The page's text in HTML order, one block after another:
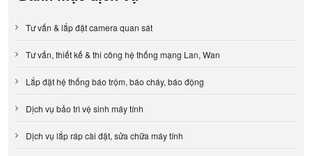
Tư vấn & lắp đặt camera quan sát
Tư vấn, thiết kế & thi công hệ thống mạng Lan, Wan
Lắp đặt hệ thống báo trộm, báo cháy, báo động
Dịch vụ bảo trì vệ sinh máy tính
Dịch vụ lắp ráp cài đặt, sửa chữa máy tính